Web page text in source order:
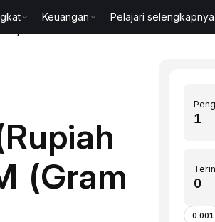
Keuangan Pelajari selengkapnya
(Gram
0.001